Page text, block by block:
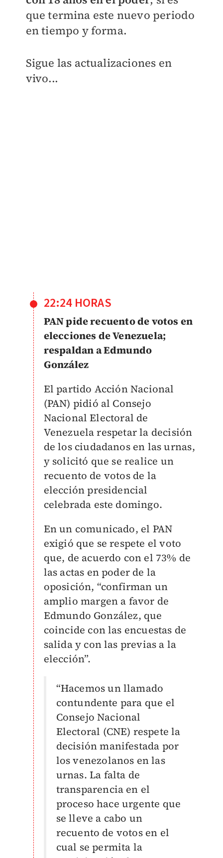
que termina este nuevo periodo
en tiempo y forma.
Sigue las actualizaciones en
vivo...
22:24 HORAS
PAN pide recuento de votos en
elecciones de Venezuela;
respaldan a Edmundo
González
El partido Acción Nacional
(PAN) pidió al Consejo
Nacional Electoral de
Venezuela respetar la decisión
de los ciudadanos en las urnas,
y solicitó que se realice un
recuento de votos de la
elección presidencial
celebrada este domingo.
En un comunicado, el PAN
exigió que se respete el voto
que, de acuerdo con el 73% de
las actas en poder de la
oposición, “confirman un
amplio margen a favor de
Edmundo González, que
coincide con las encuestas de
salida y con las previas a la
elección”.
“Hacemos un llamado
contundente para que el
Consejo Nacional
Electoral (CNE) respete la
decisión manifestada por
los venezolanos en las
urnas. La falta de
transparencia en el
proceso hace urgente que
se lleve a cabo un
recuento de votos en el
cual se permita la